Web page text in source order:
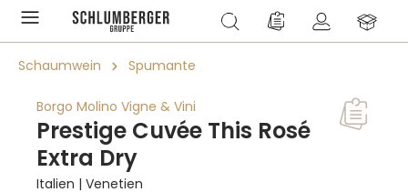
springen Du hast 0 Produkte
Schaumwein Spumante
Borgo Molino Vigne & Vini
Prestige Cuvée This Rosé
Extra Dry
Italien | Venetien